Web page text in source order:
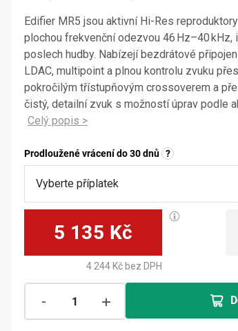
Edifier MR5 jsou aktivní Hi-Res
plochou frekvenční odezvou 46 Hz–40
poslech hudby. Nabízejí bezdrátové
LDAC, multipoint a plnou kontrolu zvuku
pokročilým třístupňovým crossoverem a
čistý, detailní zvuk s možností úprav podle
Prodloužené vrácení do 30 dnů ?
5 135 Kč
4 244 Kč bez DPH